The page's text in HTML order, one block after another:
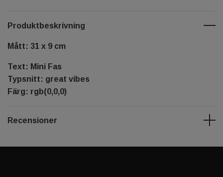
Produktbeskrivning
Mått: 31 x 9 cm
Text: Mini Fas
Typsnitt: great vibes
Färg: rgb(0,0,0)
Recensioner